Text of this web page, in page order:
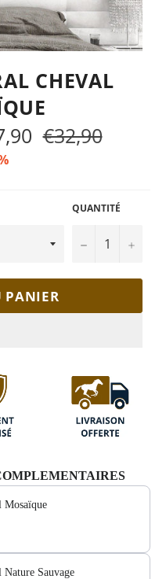
CHEVAL
Prix
régulier
€32,90
QUANTITÉ
− +
PANIER
Mosaïque
Sauvage